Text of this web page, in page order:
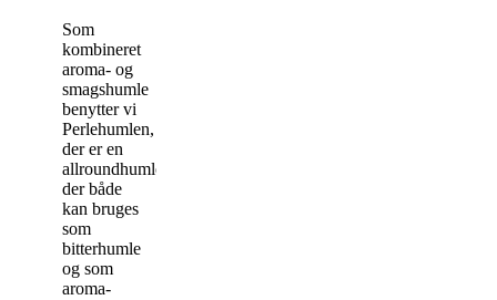
Som
kombineret
aroma- og
smagshumle
benytter vi
Perlehumlen,
der er en
allroundhumle,
der både
kan bruges
som
bitterhumle
og som
aroma-